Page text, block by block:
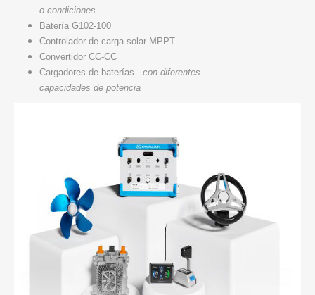
o condiciones
Batería G102-100
Controlador de carga solar MPPT
Convertidor CC-CC
Cargadores de baterías - con diferentes
capacidades de potencia